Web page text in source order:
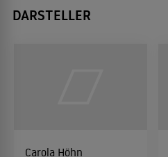
DARSTELLER
Carola Höhn